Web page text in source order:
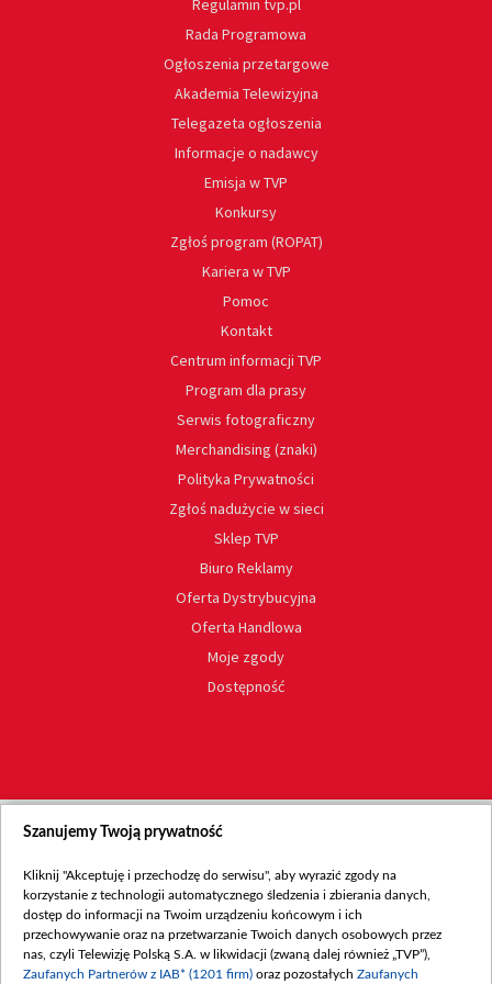
Regulamin tvp.pl
Rada Programowa
Ogłoszenia przetargowe
Akademia Telewizyjna
Telegazeta ogłoszenia
Informacje o nadawcy
Emisja w TVP
Konkursy
Zgłoś program (ROPAT)
Kariera w TVP
Pomoc
Kontakt
Centrum informacji TVP
Program dla prasy
Serwis fotograficzny
Merchandising (znaki)
Polityka Prywatności
Zgłoś nadużycie w sieci
Sklep TVP
Biuro Reklamy
Oferta Dystrybucyjna
Oferta Handlowa
Moje zgody
Dostępność
Szanujemy Twoją prywatność
Kliknij "Akceptuję i przechodzę do serwisu", aby wyrazić zgody na
korzystanie z technologii automatycznego śledzenia i zbierania danych,
dostęp do informacji na Twoim urządzeniu końcowym i ich
przechowywanie oraz na przetwarzanie Twoich danych osobowych przez
nas, czyli Telewizję Polską S.A. w likwidacji (zwaną dalej również „TVP”),
Zaufanych Partnerów z IAB* (1201 firm) oraz pozostałych Zaufanych